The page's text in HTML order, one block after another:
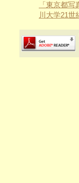
「東京都
川大学21世